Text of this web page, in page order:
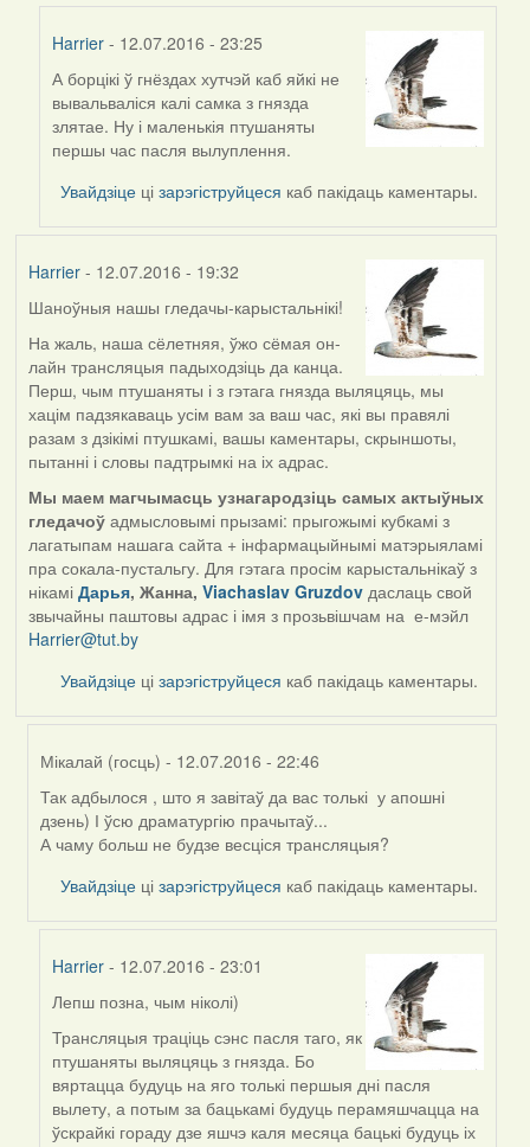
Harrier - 12.07.2016 - 23:25
In
reply
to
by
Harrier
А борцікі ў гнёздах хутчэй каб яйкі не
вывальваліся калі самка з гнязда
злятае. Ну і маленькія птушаняты
першы час пасля вылуплення.
Увайдзіце цізарэгіструйцеся каб пакідаць каментары.
Harrier- 12.07.2016 - 19:32
Шаноўныя нашы гледачы-карыстальнікі!
На жаль, наша сёлетняя, ўжо сёмая он-
лайн трансляцыя падыходзіць да канца.
Перш, чым птушаняты і з гэтага гнязда выляцяць, мы
хацім падзякаваць усім вам за ваш час, які вы правялі
разам з дзікімі птушкамі, вашы каментары, скрыншоты,
пытанні і словы падтрымкі на іх адрас.
Мы маем магчымасць узнагародзіць самых актыўных
гледачоўадмысловымі прызамі: прыгожымі кубкамі з
лагатыпам нашага сайта + інфармацыйнымі матэрыяламі
пра сокала-пустальгу. Для гэтага просім карыстальнікаў з
нікамі Дарья, Жанна, Viachaslav Gruzdovдаслаць свой
звычайны паштовы адрас і імя з прозьвішчам на е-мэйл
Harrier@tut.by
Увайдзіце цізарэгіструйцеся каб пакідаць каментары.
Мікалай (госць) - 12.07.2016 - 22:46
In
reply
to
Так адбылося , што я завітаў да вас толькі у апошні
дзень) І ўсю драматургію прачытаў...
А чаму больш не будзе весціся трансляцыя?
Увайдзіце цізарэгіструйцеся каб пакідаць каментары.
Harrier - 12.07.2016 - 23:01
In
reply
to
by
Мікалай
(госць)
Лепш позна, чым ніколі)
Трансляцыя траціць сэнс пасля таго, як
птушаняты выляцяць з гнязда. Бо
вяртацца будуць на яго толькі першыя дні пасля
вылету, а потым за бацькамі будуць перамяшчацца на
ўскрайкі гораду дзе яшчэ каля месяца бацькі будуць іх